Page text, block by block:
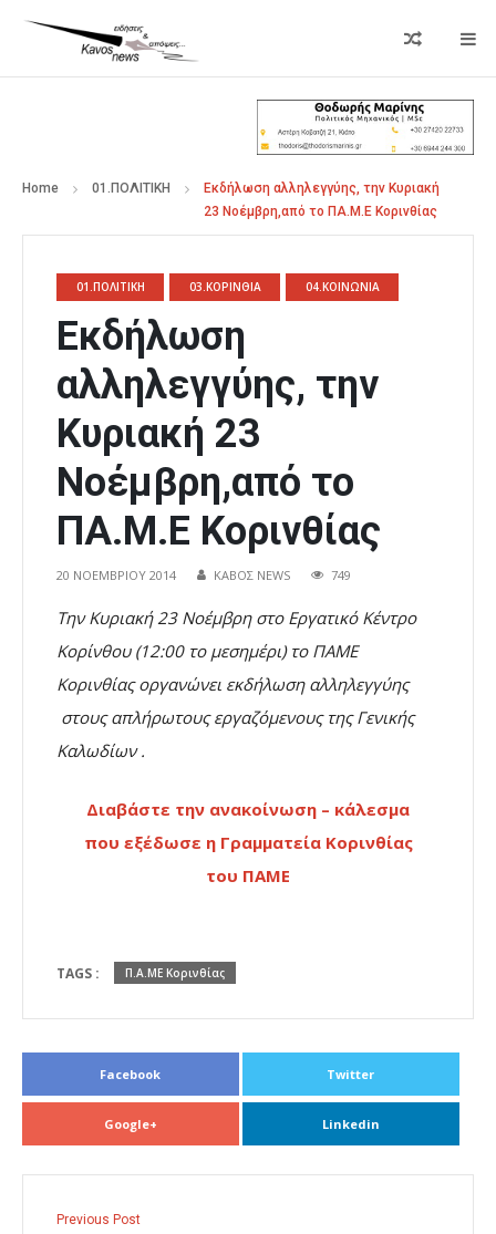
Home 01.ΠΟΛΙΤΙΚΗ
Εκδήλωση αλληλεγγύης, την Κυριακή
23 Νοέμβρη,από το ΠΑ.Μ.Ε Κορινθίας
01.ΠΟΛΙΤΙΚΗ 03.ΚΟΡΙΝΘΙΑ 04.ΚΟΙΝΩΝΙΑ
Εκδήλωση
αλληλεγγύης, την
Κυριακή 23
Νοέμβρη,από το
ΠΑ.Μ.Ε Κορινθίας
20 ΝΟΕΜΒΡΊΟΥ 2014 ΚΑΒΟΣ NEWS 749
Την Κυριακή 23 Νοέμβρη στο Εργατικό Κέντρο
Κορίνθου (12:00 το μεσημέρι) το ΠΑΜΕ
Κορινθίαςοργανώνει εκδήλωση αλληλεγγύης
στους απλήρωτουςεργαζόμενους της Γενικής
Καλωδίων .
Διαβάστε την ανακοίνωση – κάλεσμα
που εξέδωσε η Γραμματεία Κορινθίας
του ΠΑΜΕ
TAGS : Π.Α.ΜΕ Κορινθίας
Facebook Twitter
Google+ Linkedin
Previous Post